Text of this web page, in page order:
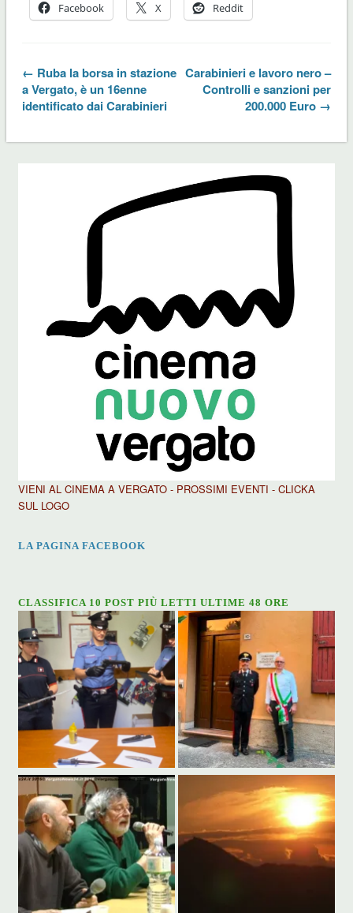
Facebook X Reddit
← Ruba la borsa in stazione
a Vergato, è un 16enne
identificato dai Carabinieri
Carabinieri e lavoro nero –
Controlli e sanzioni per
200.000 Euro →
VIENI AL CINEMA A VERGATO - PROSSIMI EVENTI - CLICKA
SUL LOGO
LA PAGINA FACEBOOK
CLASSIFICA 10 POST PIÙ LETTI ULTIME 48 ORE